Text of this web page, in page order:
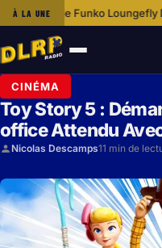
À LA UNE Disney Villains
Ouvrir
le
menu
CINÉMA
Toy Story 5 :
office Attendu
Nicolas Descamps11 min de